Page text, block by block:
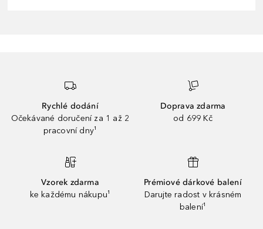
Rychlé dodání
Očekávané doručení za 1 až 2
pracovní dny¹
Doprava zdarma
od 699 Kč
Vzorek zdarma
ke každému nákupu¹
Prémiové dárkové balení
Darujte radost v krásném
balení¹